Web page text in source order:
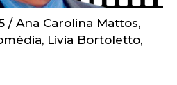
/ Ana Carolina Mattos,
, Livia Bortoletto,